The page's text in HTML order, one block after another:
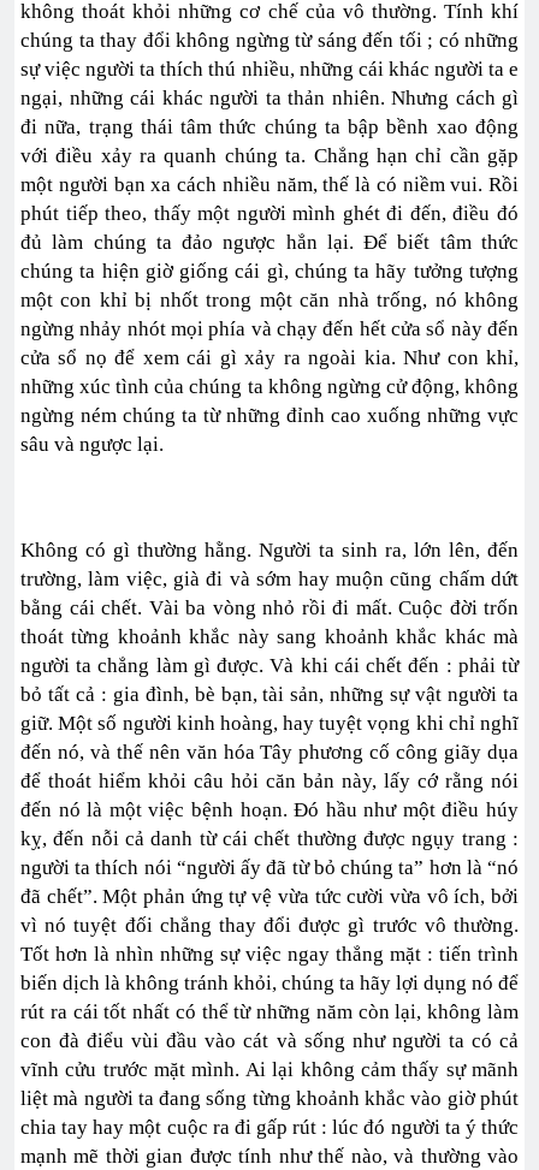
không thoát khỏi những cơ chế của vô thường. Tính khí
chúng ta thay đổi không ngừng từ sáng đến tối ; có những
sự việc người ta thích thú nhiều, những cái khác người ta e
ngại, những cái khác người ta thản nhiên. Nhưng cách gì
đi nữa, trạng thái tâm thức chúng ta bập bềnh xao động
với điều xảy ra quanh chúng ta. Chẳng hạn chỉ cần gặp
một người bạn xa cách nhiều năm, thế là có niềm vui. Rồi
phút tiếp theo, thấy một người mình ghét đi đến, điều đó
đủ làm chúng ta đảo ngược hẳn lại. Để biết tâm thức
chúng ta hiện giờ giống cái gì, chúng ta hãy tưởng tượng
một con khỉ bị nhốt trong một căn nhà trống, nó không
ngừng nhảy nhót mọi phía và chạy đến hết cửa sổ này đến
cửa sổ nọ để xem cái gì xảy ra ngoài kia. Như con khỉ,
những xúc tình của chúng ta không ngừng cử động, không
ngừng ném chúng ta từ những đỉnh cao xuống những vực
sâu và ngược lại.
Không có gì thường hằng. Người ta sinh ra, lớn lên, đến
trường, làm việc, già đi và sớm hay muộn cũng chấm dứt
bằng cái chết. Vài ba vòng nhỏ rồi đi mất. Cuộc đời trốn
thoát từng khoảnh khắc này sang khoảnh khắc khác mà
người ta chẳng làm gì được. Và khi cái chết đến : phải từ
bỏ tất cả : gia đình, bè bạn, tài sản, những sự vật người ta
giữ. Một số người kinh hoàng, hay tuyệt vọng khi chỉ nghĩ
đến nó, và thế nên văn hóa Tây phương cố công giãy dụa
để thoát hiểm khỏi câu hỏi căn bản này, lấy cớ rằng nói
đến nó là một việc bệnh hoạn. Đó hầu như một điều húy
kỵ, đến nỗi cả danh từ cái chết thường được ngụy trang :
người ta thích nói “người ấy đã từ bỏ chúng ta” hơn là “nó
đã chết”. Một phản ứng tự vệ vừa tức cười vừa vô ích, bởi
vì nó tuyệt đối chẳng thay đổi được gì trước vô thường.
Tốt hơn là nhìn những sự việc ngay thẳng mặt : tiến trình
biến dịch là không tránh khỏi, chúng ta hãy lợi dụng nó để
rút ra cái tốt nhất có thể từ những năm còn lại, không làm
con đà điểu vùi đầu vào cát và sống như người ta có cả
vĩnh cửu trước mặt mình. Ai lại không cảm thấy sự mãnh
liệt mà người ta đang sống từng khoảnh khắc vào giờ phút
chia tay hay một cuộc ra đi gấp rút : lúc đó người ta ý thức
mạnh mẽ thời gian được tính như thế nào, và thường vào